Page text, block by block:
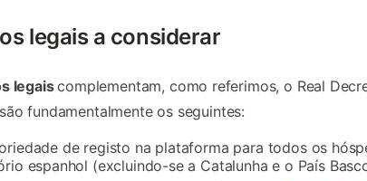
legais a considerar
legaiscomplementam, como referimos, o Real
fundamentalmente os seguintes:
de registo na plataforma para todos os
espanhol (excluindo-se a Catalunha e o País